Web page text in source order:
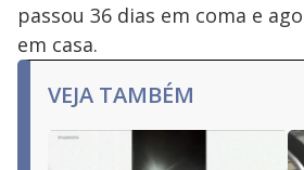
passou 36 dias em coma e
em casa.
VEJA TAMBÉM